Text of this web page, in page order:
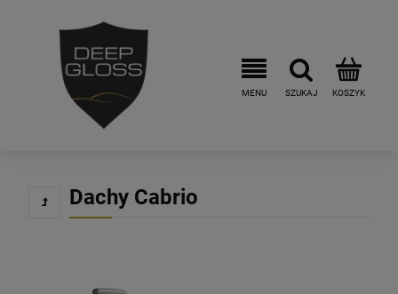
Dachy Cabrio